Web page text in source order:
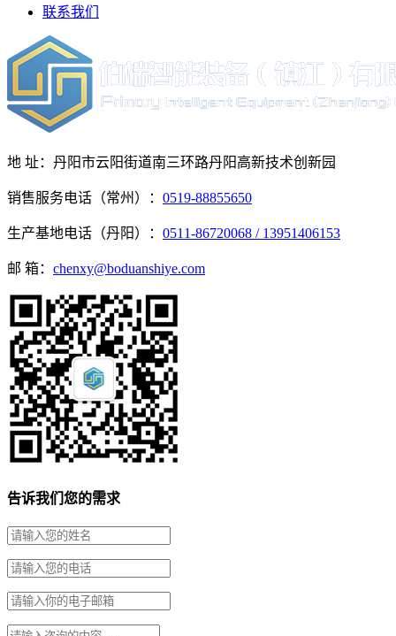
联系我们
地 址：丹阳市云阳街道南三环路丹阳高新技术创新园
销售服务电话（常州）： 0519-88855650
生产基地电话（丹阳）： 0511-86720068 / 13951406153
邮 箱： chenxy@boduanshiye.com
告诉我们您的需求